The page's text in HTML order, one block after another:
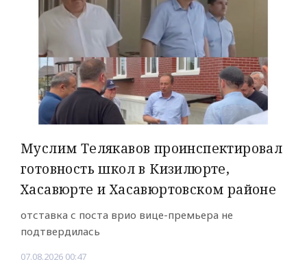
Муслим Телякавов проинспектировал
готовность школ в Кизилюрте,
Хасавюрте и Хасавюртовском районе
отставка с поста врио вице-премьера не
подтвердилась
07.08.2026 00:47